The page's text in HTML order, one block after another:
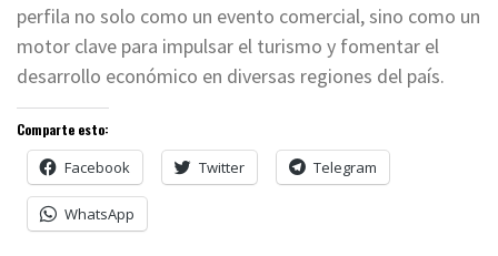
perfila no solo como un evento comercial, sino como un
motor clave para impulsar el turismo y fomentar el
desarrollo económico en diversas regiones del país.
Comparte esto:
Facebook Twitter Telegram
WhatsApp